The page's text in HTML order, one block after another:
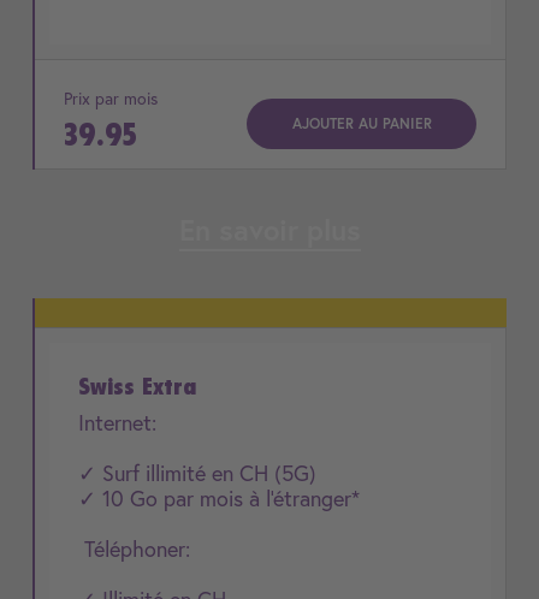
Prix par mois
39.95 AJOUTER AU PANIER
Swiss Extra
Internet:
✓ Surf illimité en CH (5G)
✓ 10 Go par mois à l'étranger*
Téléphoner: